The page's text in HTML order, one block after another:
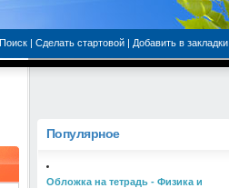
Поиск | Сделать стартовой | Добавить в закладки
Популярное
Обложка на тетрадь - Физика и